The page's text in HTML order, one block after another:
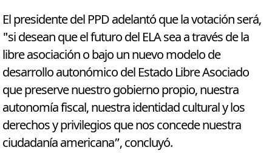
El presidente del PPD adelantó que la votación será,
"si desean que el futuro del ELA sea a través de la
libre asociación o bajo un nuevo modelo de
desarrollo autonómico del Estado Libre Asociado
que preserve nuestro gobierno propio, nuestra
autonomía fiscal, nuestra identidad cultural y los
derechos y privilegios que nos concede nuestra
ciudadanía americana”, concluyó.